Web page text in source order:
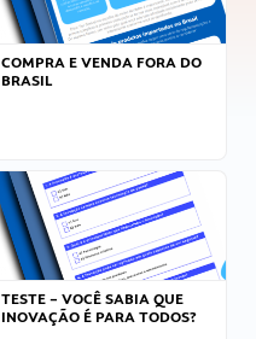
COMPRA E VENDA FORA DO
BRASIL
TESTE – VOCÊ SABIA QUE
INOVAÇÃO É PARA TODOS?